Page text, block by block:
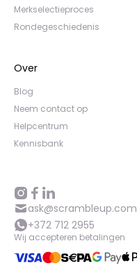
Merkselectieproces
Rondegeschiedenis
Over
Blog
Neem contact op
Helpcentrum
Kennisbank
ask@scrambleup.com
+372 712 2955
Wij accepteren betalingen